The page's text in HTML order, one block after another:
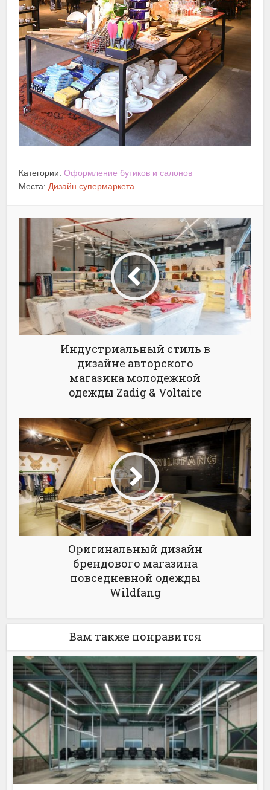
Категории:Оформление бутиков и салонов
Места:Дизайн супермаркета
Индустриальный стиль в
дизайне авторского
магазина молодежной
одежды Zadig & Voltaire
Оригинальный дизайн
брендового магазина
повседневной одежды
Wildfang
Вам также понравится